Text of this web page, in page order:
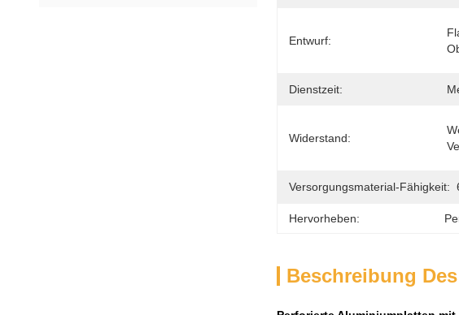
Entwurf:
Dienstzeit:
Widerstand:
Versorgungsmaterial-Fähigkeit:
Hervorheben:
Beschreibung